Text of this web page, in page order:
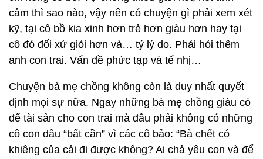
cảm thì sao nào, vậy nên có chuyện gì phải xem xét
kỹ, tại cô bồ kia xinh hơn trẻ hơn giàu hơn hay tại
cô đó đối xử giỏi hơn và… tỷ lý do. Phải hỏi thêm
anh con trai. Vấn đề phức tạp và tế nhị…
Chuyện bà mẹ chồng không còn là duy nhất quyết
định mọi sự nữa. Ngay những bà mẹ chồng giàu có
để tài sản cho con trai mà đâu phải không có những
cô con dâu “bất cần” vì các cô bảo: “Bà chết có
khiêng của cải đi được không? Ai chả yêu con và để